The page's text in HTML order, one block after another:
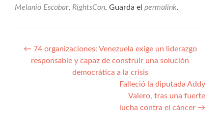
Melanio Escobar, RightsCon. Guarda el permalink.
Navegación
← 74 organizaciones: Venezuela exige un liderazgo
responsable y capaz de construir una solución
democrática a la crisis
Falleció la diputada Addy
Valero, tras una fuerte
lucha contra el cáncer →